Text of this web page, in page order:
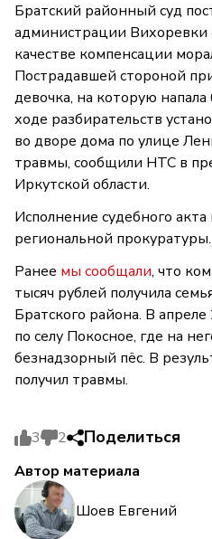
Братский районный суд
администрации Вихоревки
качестве компенсации
Пострадавшей стороной
девочка, на которую напала
ходе разбирательств
во дворе дома по улице
травмы, сообщили НТС в
Иркутской области.
Исполнение судебного
региональной прокуратуры.
Ранее мы сообщали, что
тысяч рублей получила
Братского района. В
по селу Покосное, где на
безнадзорный пёс. В
получил травмы.
3 2 Поделиться
Автор материала
Шоев Евгений